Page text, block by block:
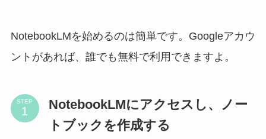
NotebookLMを始めるのは簡単です。Googleアカウ
ントがあれば、誰でも無料で利用できますよ。
STEP
NotebookLMにアクセスし、ノー
トブックを作成する